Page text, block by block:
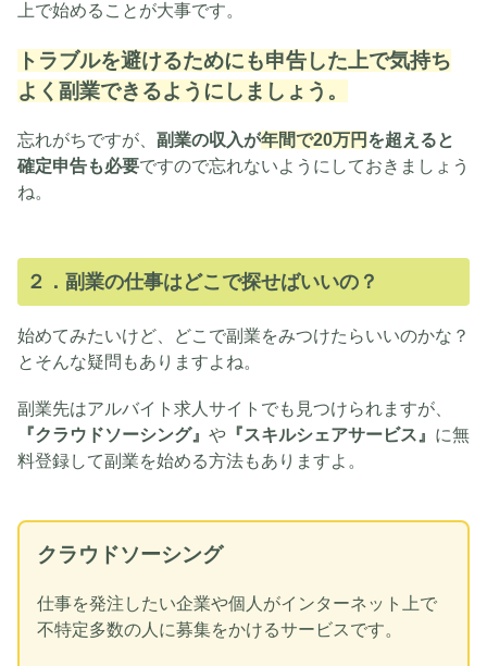
上で始めることが大事です。
トラブルを避けるためにも申告した上で気持ち
よく副業できるようにしましょう。
忘れがちですが、 副業の収入が年間で20万円 を超えると
確定申告も必要ですので忘れないようにしておきましょう
ね。
２．副業の仕事はどこで探せばいいの？
始めてみたいけど、どこで副業をみつけたらいいのかな？
とそんな疑問もありますよね。
副業先はアルバイト求人サイトでも見つけられますが、
『クラウドソーシング』 や 『スキルシェアサービス』 に無
料登録して副業を始める方法もありますよ。
クラウドソーシング
仕事を発注したい企業や個人がインターネット上で
不特定多数の人に募集をかけるサービスです。